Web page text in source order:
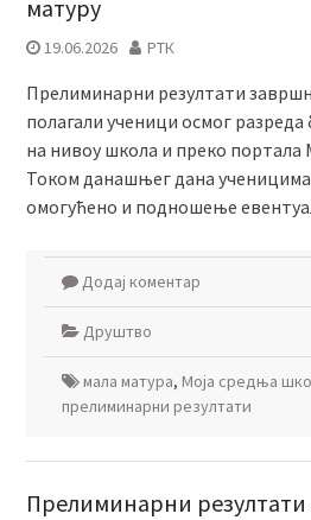
матуру
19.06.2026 РТК
Прелиминарни резултати
полагали ученици осмог
на нивоу школа и преко портала
Током данашњег дана
омогућено и подношење
Додај коментар
Друштво
мала матура, Моја средња
прелиминарни резултати
Прелиминарни резултати